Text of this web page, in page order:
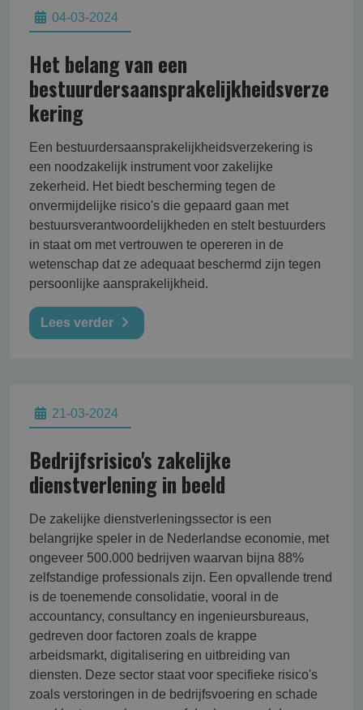
04-03-2024
Het belang van een
bestuurdersaansprakelijkheidsverze
kering
Een bestuurdersaansprakelijkheidsverzekering is
een noodzakelijk instrument voor zakelijke
zekerheid. Het biedt bescherming tegen de
onvermijdelijke risico's die gepaard gaan met
bestuursverantwoordelijkheden en stelt bestuurders
in staat om met vertrouwen te opereren in de
wetenschap dat ze adequaat beschermd zijn tegen
persoonlijke aansprakelijkheid.
Lees verder
21-03-2024
Bedrijfsrisico's zakelijke
dienstverlening in beeld
De zakelijke dienstverleningssector is een
belangrijke speler in de Nederlandse economie, met
ongeveer 500.000 bedrijven waarvan bijna 88%
zelfstandige professionals zijn. Een opvallende trend
is de toenemende consolidatie, vooral in de
accountancy, consultancy en ingenieursbureaus,
gedreven door factoren zoals de krappe
arbeidsmarkt, digitalisering en uitbreiding van
diensten. Deze sector staat voor specifieke risico's
zoals verstoringen in de bedrijfsvoering en schade